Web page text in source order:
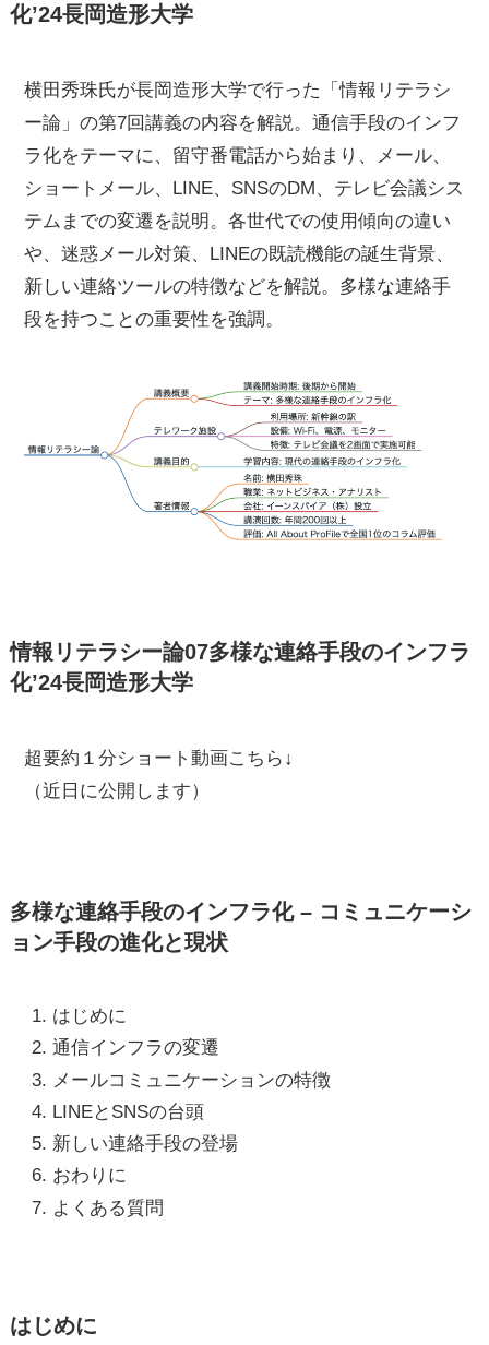
化’24長岡造形大学
横田秀珠氏が長岡造形大学で行った「情報リテラシ
ー論」の第7回講義の内容を解説。通信手段のインフ
ラ化をテーマに、留守番電話から始まり、メール、
ショートメール、LINE、SNSのDM、テレビ会議シス
テムまでの変遷を説明。各世代での使用傾向の違い
や、迷惑メール対策、LINEの既読機能の誕生背景、
新しい連絡ツールの特徴などを解説。多様な連絡手
段を持つことの重要性を強調。
情報リテラシー論07多様な連絡手段のインフラ
化’24長岡造形大学
超要約１分ショート動画こちら↓
（近日に公開します）
多様な連絡手段のインフラ化 – コミュニケーシ
ョン手段の進化と現状
はじめに
通信インフラの変遷
メールコミュニケーションの特徴
LINEとSNSの台頭
新しい連絡手段の登場
おわりに
よくある質問
はじめに